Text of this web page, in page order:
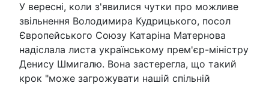
У вересні, коли з'явилися чутки про можливе
звільнення Володимира Кудрицького, посол
Європейського Союзу Катаріна Матернова
надіслала листа українському прем'єр-міністру
Денису Шмигалю. Вона застерегла, що такий
крок "може загрожувати нашій спільній